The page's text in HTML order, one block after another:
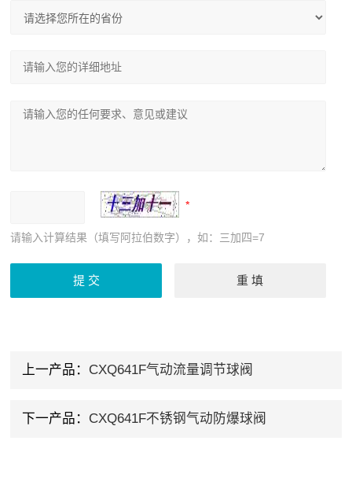
请输入计算结果（填写阿拉伯数字），如：三加四=7
上一产品： CXQ641F气动流量调节球阀
下一产品： CXQ641F不锈钢气动防爆球阀